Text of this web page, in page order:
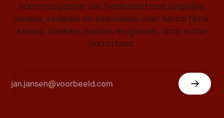
horrormagazine van Nederland met dagelijks
nieuws, reviews en interviews over horrorfilms,
series, boeken, comics en games. Voor echte
horrorfans.